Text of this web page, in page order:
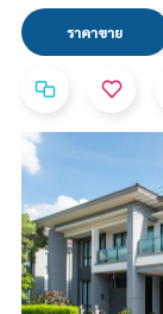
ราคาขาย